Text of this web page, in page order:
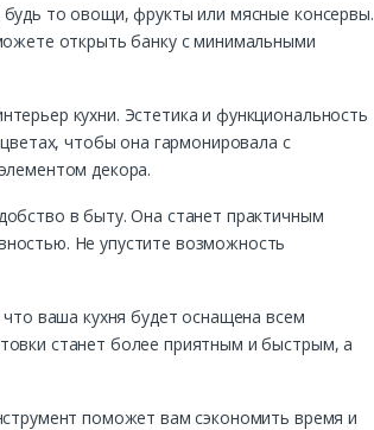
то овощи, фрукты или мясные консервы.
открыть банку с минимальными
кухни. Эстетика и функциональность
чтобы она гармонировала с
декора.
в быту. Она станет практичным
Не упустите возможность
ваша кухня будет оснащена всем
станет более приятным и быстрым, а
поможет вам сэкономить время и